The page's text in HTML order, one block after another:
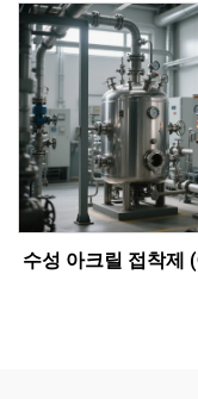
수성 아크릴 접착제